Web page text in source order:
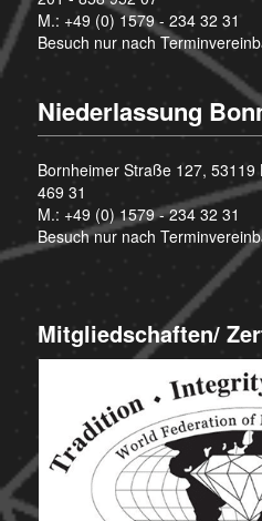
M.: +49 (0) 1579 - 234 32 31
Besuch nur nach
Niederlassung
Bornheimer Straße 127, 53119
469 31
M.: +49 (0) 1579 - 234 32 31
Besuch nur nach
Mitgliedschaften/